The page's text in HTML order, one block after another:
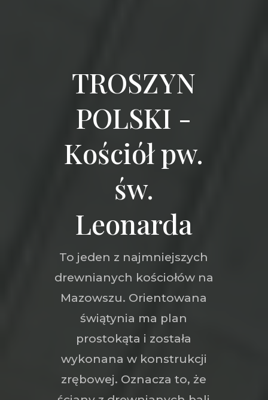
TROSZYN
POLSKI -
Kościół pw.
św.
Leonarda
To jeden z najmniejszych
drewnianych kościołów na
Mazowszu. Orientowana
świątynia ma plan
prostokąta i została
wykonana w konstrukcji
zrębowej. Oznacza to, że